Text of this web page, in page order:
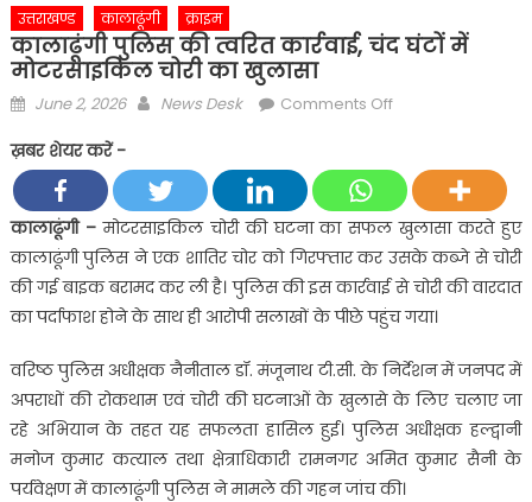
उत्तराखण्ड कालाढूंगी क्राइम
कालाढूंगी पुलिस की त्वरित कार्रवाई, चंद घंटों में
मोटरसाइकिल चोरी का खुलासा
Posted
June 2, 2026 Author
News Desk Comments Offon
की
त्वरित
कार्रवाई,
चंद
घंटों
में
चोरी
का
खुलासा
ख़बर शेयर करें -
कालाढूंगी –मोटरसाइकिल चोरी की घटना का सफल खुलासा करते हुए
कालाढूंगी पुलिस ने एक शातिर चोर को गिरफ्तार कर उसके कब्जे से चोरी
की गई बाइक बरामद कर ली है। पुलिस की इस कार्रवाई से चोरी की वारदात
का पर्दाफाश होने के साथ ही आरोपी सलाखों के पीछे पहुंच गया।
वरिष्ठ पुलिस अधीक्षक नैनीताल डॉ. मंजूनाथ टी.सी. के निर्देशन में जनपद में
अपराधों की रोकथाम एवं चोरी की घटनाओं के खुलासे के लिए चलाए जा
रहे अभियान के तहत यह सफलता हासिल हुई। पुलिस अधीक्षक हल्द्वानी
मनोज कुमार कत्याल तथा क्षेत्राधिकारी रामनगर अमित कुमार सैनी के
पर्यवेक्षण में कालाढूंगी पुलिस ने मामले की गहन जांच की।